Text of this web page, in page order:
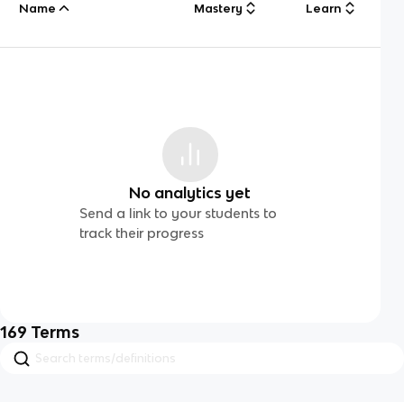
Name Mastery Learn
No analytics yet
Send a link to your students to
track their progress
169 Terms